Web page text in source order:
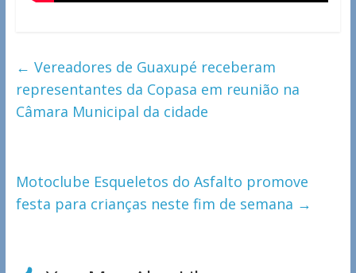
← Vereadores de Guaxupé receberam
representantes da Copasa em reunião na
Câmara Municipal da cidade
Motoclube Esqueletos do Asfalto promove
festa para crianças neste fim de semana →